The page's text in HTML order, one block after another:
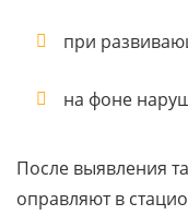
при
на фоне
После выявления
оправляют в